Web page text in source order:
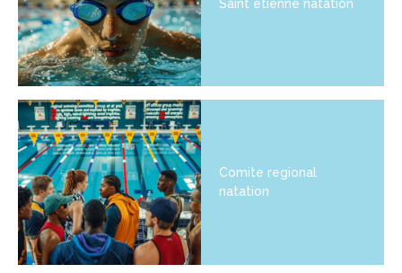
Saint etienne natation
Comite regional
natation